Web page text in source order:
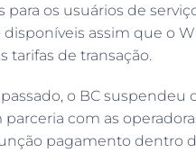
os usuários de
disponíveis assim que o
tarifas de transação.
o BC suspendeu
parceria com as
pagamento dentro